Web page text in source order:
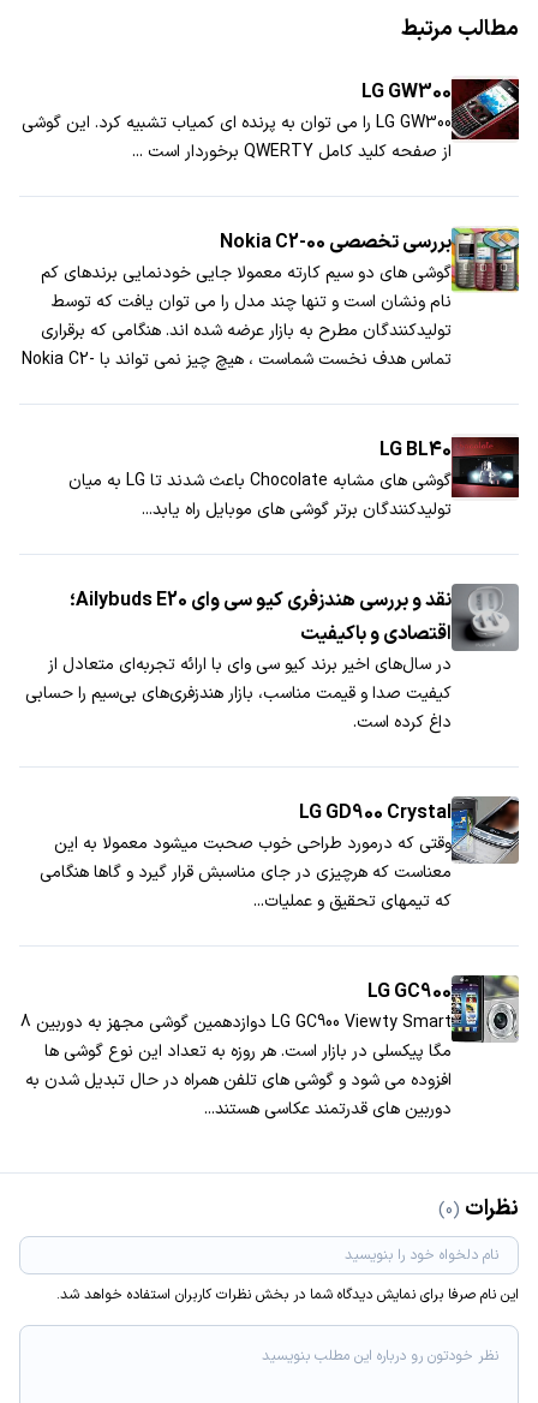
مطالب مرتبط
LG GW300
LG GW300 را می توان به پرنده ای کمیاب تشبیه کرد. این گوشی
از صفحه کلید کامل QWERTY برخوردار است ...
بررسی تخصصی Nokia C2-00
گوشی های دو سیم کارته معمولا جایی خودنمایی برندهای کم
نام ونشان است و تنها چند مدل را می توان یافت که توسط
تولیدکنندگان مطرح به بازار عرضه شده اند. هنگامی که برقراری
تماس هدف نخست شماست ، هیچ چیز نمی تواند با Nokia C2-
LG BL40
گوشی های مشابه Chocolate باعث شدند تا LG به میان
تولیدکنندگان برتر گوشی های موبایل راه یابد...
نقد و بررسی هندزفری کیو سی وای Ailybuds E20؛
اقتصادی و باکیفیت
در سال‌های اخیر برند کیو سی وای با ارائه تجربه‌ای متعادل از
کیفیت صدا و قیمت مناسب، بازار هندزفری‌های بی‌سیم را حسابی
داغ کرده است.
LG GD900 Crystal
وقتی که درمورد طراحی خوب صحبت می­شود معمولا به این
معناست که هرچیزی در جای مناسبش قرار گیرد و گاها هنگامی
که تیم­های تحقیق و عملیات...
LG GC900
LG GC900 Viewty Smart دوازدهمین گوشی مجهز به دوربین 8
مگا پیکسلی در بازار است. هر روزه به تعداد این نوع گوشی ها
افزوده می شود و گوشی های تلفن همراه در حال تبدیل شدن به
دوربین های قدرتمند عکاسی هستند...
نظرات (0)
این نام صرفا برای نمایش دیدگاه شما در بخش نظرات کاربران استفاده خواهد شد.